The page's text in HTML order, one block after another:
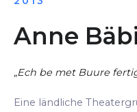
Anne
„Ech be met Buure
Eine ländliche